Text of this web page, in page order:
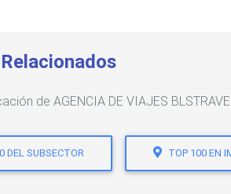
de AGENCIA DE VIAJES
DEL SUBSECTOR TOP 100 EN